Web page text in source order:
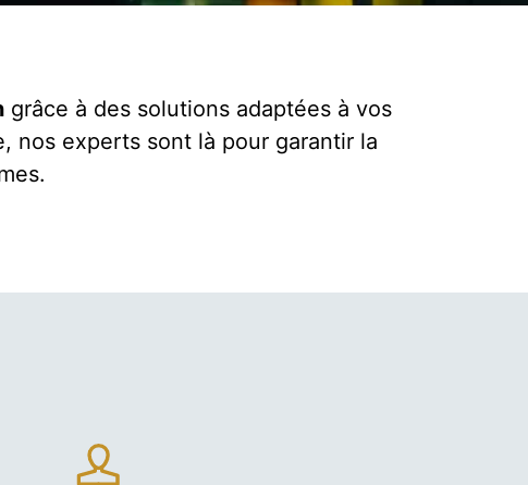
grâce à des solutions adaptées à vos
nos experts sont là pour garantir la